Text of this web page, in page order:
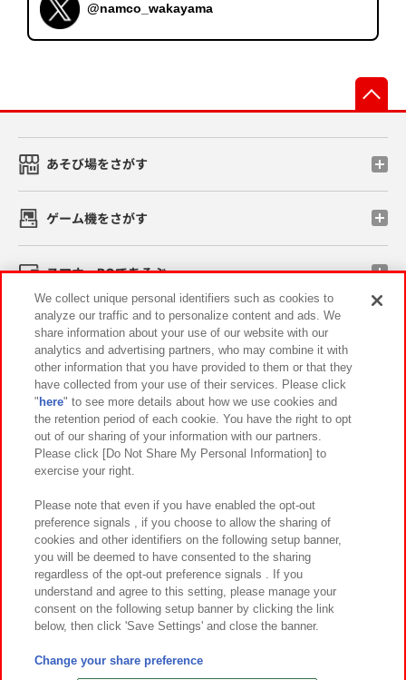
@namco_wakayama
あそび場をさがす
ゲーム機をさがす
スマホ・PCであそぶ
イベント・キャンペーン
関連会社 サステナビリティ サイトポリシー
プライバシーポリシー ウェブアクセシビリティ方針と検証結果
お取引先さまとともに
カスタマーハラスメント対応方針 よくあるご質問・お問い合わせ
©Bandai Namco Amusement Inc.
©Bandai Namco Amusement Lab Inc.
We collect unique personal identifiers such as cookies to
analyze our traffic and to personalize content and ads. We
share information about your use of our website with our
analytics and advertising partners, who may combine it with
other information that you have provided to them or that they
have collected from your use of their services. Please click
" here" to see more details about how we use cookies and
the retention period of each cookie. You have the right to opt
out of our sharing of your information with our partners.
Please click [Do Not Share My Personal Information] to
exercise your right.
Please note that even if you have enabled the opt-out
preference signals , if you choose to allow the sharing of
cookies and other identifiers on the following setup banner,
you will be deemed to have consented to the sharing
regardless of the opt-out preference signals . If you
understand and agree to this setting, please manage your
consent on the following setup banner by clicking the link
below, then click 'Save Settings' and close the banner.
Change your share preference